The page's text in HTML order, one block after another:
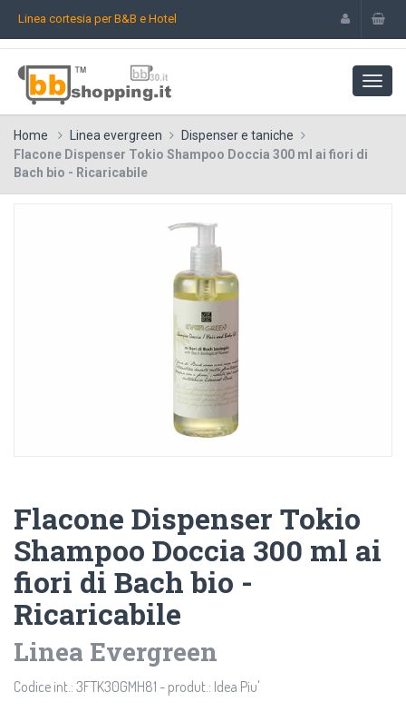
Linea cortesia per B&B e Hotel
Home Linea evergreen
Dispenser e taniche
Flacone Dispenser Tokio Shampoo Doccia 300 ml ai fiori di
Bach bio - Ricaricabile
Flacone Dispenser Tokio
Shampoo Doccia 300 ml ai
fiori di Bach bio -
Ricaricabile
Linea Evergreen
Codice int.: 3FTK30GMH81 - produt.: Idea Piu'